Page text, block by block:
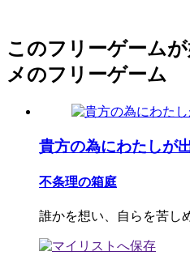
このフリーゲーム
メのフリーゲーム
貴方の為にわたしが
不条理の箱庭
誰かを想い、自らを苦し